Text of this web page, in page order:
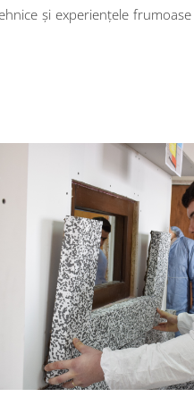
și experiențele